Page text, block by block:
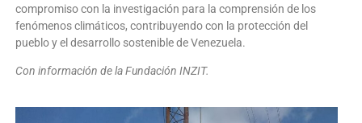
compromiso con la investigación para la comprensión de los
fenómenos climáticos, contribuyendo con la protección del
pueblo y el desarrollo sostenible de Venezuela.
Con información de la Fundación INZIT.